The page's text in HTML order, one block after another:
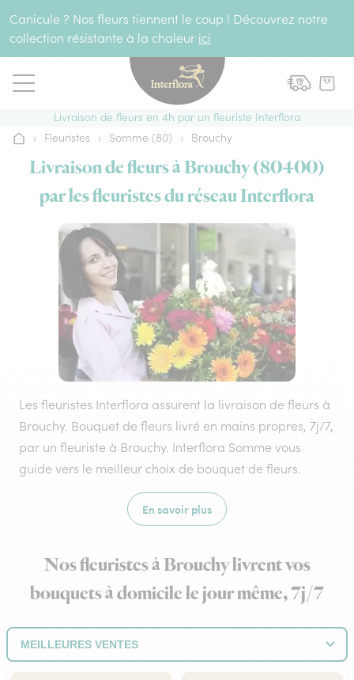
Canicule ? Nos fleurs tiennent le coup ! Découvrez notre
collection résistante à la chaleur ici
Livraison de fleurs en 4h par un fleuriste Interflora
Accueil
› Fleuristes › Somme (80) › Brouchy
Livraison de fleurs à Brouchy (80400)
par les fleuristes du réseau Interflora
Les fleuristes Interflora assurent la livraison de fleurs à
Brouchy. Bouquet de fleurs livré en mains propres, 7j/7,
par un fleuriste à Brouchy. Interflora Somme vous
guide vers le meilleur choix de bouquet de fleurs.
En savoir plus
Nos fleuristes à Brouchy livrent vos
bouquets à domicile le jour même, 7j/7